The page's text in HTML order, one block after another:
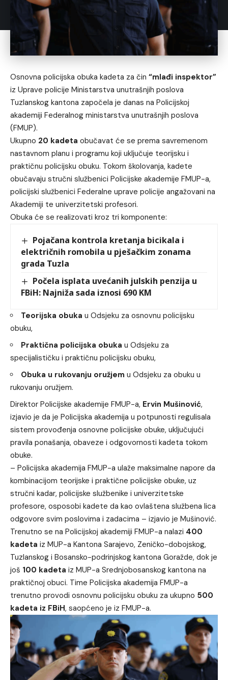
Osnovna policijska obuka kadeta za čin “mlađi inspektor”
iz Uprave policije Ministarstva unutrašnjih poslova
Tuzlanskog kantona započela je danas na Policijskoj
akademiji Federalnog ministarstva unutrašnjih poslova
(FMUP).
Ukupno 20 kadeta obučavat će se prema savremenom
nastavnom planu i programu koji uključuje teorijsku i
praktičnu policijsku obuku. Tokom školovanja, kadete
obučavaju stručni službenici Policijske akademije FMUP-a,
policijski službenici Federalne uprave policije angažovani na
Akademiji te univerzitetski profesori.
Obuka će se realizovati kroz tri komponente:
Pojačana kontrola kretanja bicikala i
električnih romobila u pješačkim zonama
grada Tuzla
Počela isplata uvećanih julskih penzija u
FBiH: Najniža sada iznosi 690 KM
Teorijska obuka u Odsjeku za osnovnu policijsku
obuku,
Praktična policijska obuka u Odsjeku za
specijalističku i praktičnu policijsku obuku,
Obuka u rukovanju oružjem u Odsjeku za obuku u
rukovanju oružjem.
Direktor Policijske akademije FMUP-a, Ervin Mušinović,
izjavio je da je Policijska akademija u potpunosti regulisala
sistem provođenja osnovne policijske obuke, uključujući
pravila ponašanja, obaveze i odgovornosti kadeta tokom
obuke.
– Policijska akademija FMUP-a ulaže maksimalne napore da
kombinacijom teorijske i praktične policijske obuke, uz
stručni kadar, policijske službenike i univerzitetske
profesore, osposobi kadete da kao ovlaštena službena lica
odgovore svim poslovima i zadacima – izjavio je Mušinović.
Trenutno se na Policijskoj akademiji FMUP-a nalazi 400
kadeta iz MUP-a Kantona Sarajevo, Zeničko-dobojskog,
Tuzlanskog i Bosansko-podrinjskog kantona Goražde, dok je
još 100 kadeta iz MUP-a Srednjobosanskog kantona na
praktičnoj obuci. Time Policijska akademija FMUP-a
trenutno provodi osnovnu policijsku obuku za ukupno 500
kadeta iz FBiH, saopćeno je iz FMUP-a.